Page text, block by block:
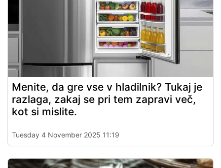
Menite, da gre vse v hladilnik? Tukaj je
razlaga, zakaj se pri tem zapravi več,
kot si mislite.
Tuesday 4 November 2025 11:19